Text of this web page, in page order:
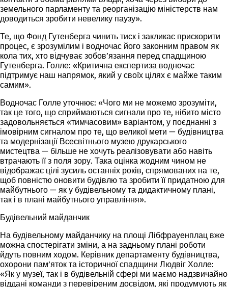
земельного парламенту та реорганізацію міністерств нам
доводиться зробити невелику паузу».
Те, що Фонд Гутенберга чинить тиск і закликає прискорити
процес, є зрозумілим і водночас його законним правом як
кола тих, хто відчуває зобов’язання перед спадщиною
Гутенберга. Голле: «Критична експертиза водночас
підтримує наш напрямок, який у своїх цілях є майже таким
самим».
Водночас Голле уточнює: «Чого ми не можемо зрозуміти,
так це того, що сприймаються сигнали про те, нібито місто
задовольняється «тимчасовим» варіантом, у поєднанні з
імовірним сигналом про те, що великої мети — будівництва
та модернізації Всесвітнього музею друкарського
мистецтва — більше не хочуть реалізовувати або навіть
втрачають її з поля зору. Така оцінка жодним чином не
відображає цілі зусиль останніх років, спрямованих на те,
щоб повністю оновити будівлю та зробити її придатною для
майбутнього — як у будівельному та дидактичному плані,
так і в плані майбутнього управління».
Будівельний майданчик
На будівельному майданчику на площі Лібфрауенплац вже
можна спостерігати зміни, а на задньому плані роботи
йдуть повним ходом. Керівник департаменту будівництва,
охорони пам’яток та історичної спадщини Людвіг Холле:
«Як у музеї, так і в будівельній сфері ми маємо надзвичайно
віддані команди з перевіреним досвідом, які продумують як